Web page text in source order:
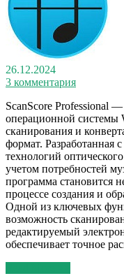
26.12.2024
3 комментария
ScanScore Professional
операционной системы
сканирования и
формат. Разработанная
технологий
учетом потребностей
программа становится
процессе создания и
Одной из ключевых
возможность
редактируемый
обеспечивает точное